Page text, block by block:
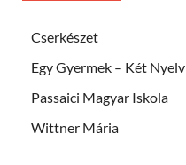
Cserkészet
Egy Gyermek – Két Nyelv
Passaici Magyar Iskola
Wittner Mária